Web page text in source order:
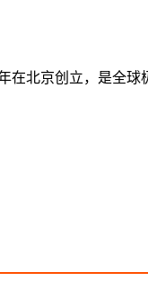
在北京创立，是全